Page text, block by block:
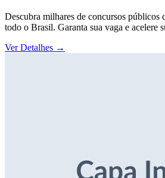
Descubra milhares de concursos públicos
todo o Brasil. Garanta sua vaga e acelere
Ver Detalhes →